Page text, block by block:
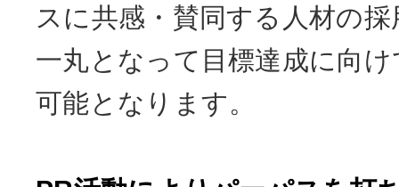
スに共感・賛同する人材の
一丸となって目標達成に向
可能となります。